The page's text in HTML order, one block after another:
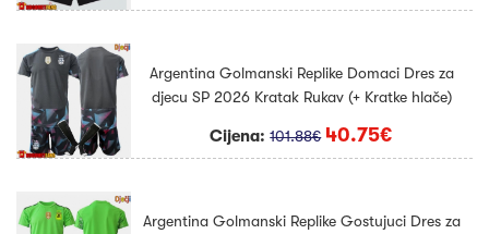
Argentina Golmanski Replike Domaci Dres za
djecu SP 2026 Kratak Rukav (+ Kratke hlače)
Cijena:101.88€ 40.75€
Argentina Golmanski Replike Gostujuci Dres za